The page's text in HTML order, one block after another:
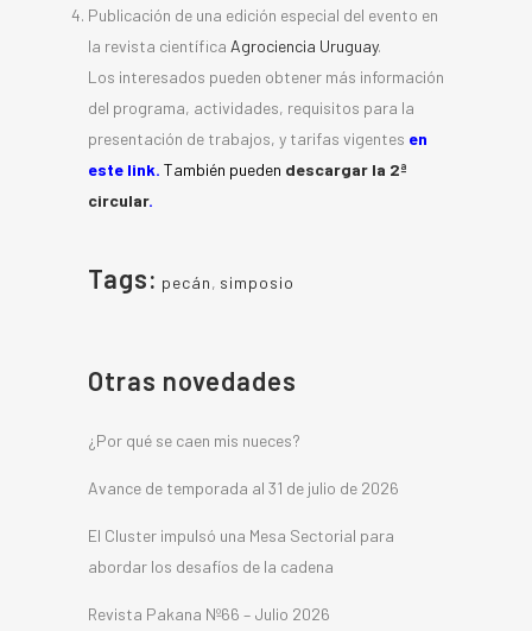
Publicación de una edición especial del evento en
la revista científica Agrociencia Uruguay.
Los interesados pueden obtener más información
del programa, actividades, requisitos para la
presentación de trabajos, y tarifas vigentes en
este link. También pueden descargar la 2ª
circular.
Tags: pecán, simposio
Otras novedades
¿Por qué se caen mis nueces?
Avance de temporada al 31 de julio de 2026
El Cluster impulsó una Mesa Sectorial para
abordar los desafíos de la cadena
Revista Pakana Nº66 – Julio 2026